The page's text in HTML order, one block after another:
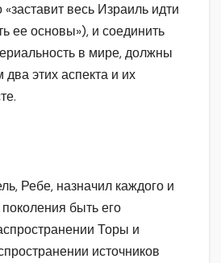
весь Израиль идти
ее основы»), и соединить
в мире, должны
этих аспекта и их
Ребе, назначил каждого и
быть его
Торы и
источников